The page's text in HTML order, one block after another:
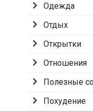
Одежда
Отдых
Открытки
Отношения
Полезные
Похудение